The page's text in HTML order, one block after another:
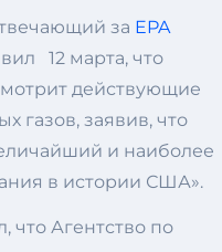
за EPA
12 марта, что
действующие
газов, заявив, что
и наиболее
в истории США».
что Агентство по